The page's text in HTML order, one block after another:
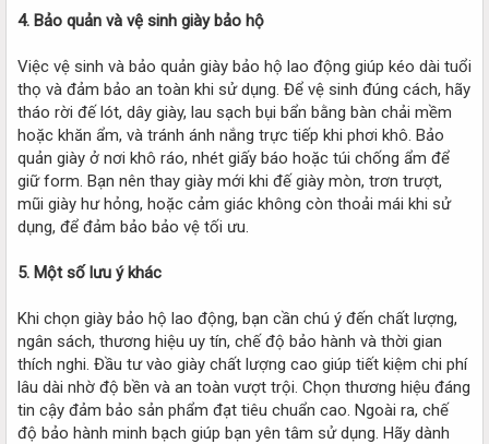
4. Bảo quản và vệ sinh giày bảo hộ
Việc vệ sinh và bảo quản giày bảo hộ lao động giúp kéo dài tuổi
thọ và đảm bảo an toàn khi sử dụng. Để vệ sinh đúng cách, hãy
tháo rời đế lót, dây giày, lau sạch bụi bẩn bằng bàn chải mềm
hoặc khăn ẩm, và tránh ánh nắng trực tiếp khi phơi khô. Bảo
quản giày ở nơi khô ráo, nhét giấy báo hoặc túi chống ẩm để
giữ form. Bạn nên thay giày mới khi đế giày mòn, trơn trượt,
mũi giày hư hỏng, hoặc cảm giác không còn thoải mái khi sử
dụng, để đảm bảo bảo vệ tối ưu.
5. Một số lưu ý khác
Khi chọn giày bảo hộ lao động, bạn cần chú ý đến chất lượng,
ngân sách, thương hiệu uy tín, chế độ bảo hành và thời gian
thích nghi. Đầu tư vào giày chất lượng cao giúp tiết kiệm chi phí
lâu dài nhờ độ bền và an toàn vượt trội. Chọn thương hiệu đáng
tin cậy đảm bảo sản phẩm đạt tiêu chuẩn cao. Ngoài ra, chế
độ bảo hành minh bạch giúp bạn yên tâm sử dụng. Hãy dành